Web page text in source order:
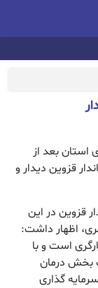
استان بعد از
قزوین دیدار و
قزوین در این
اظهار داشت:
است و با
بخش درمان
گذاری